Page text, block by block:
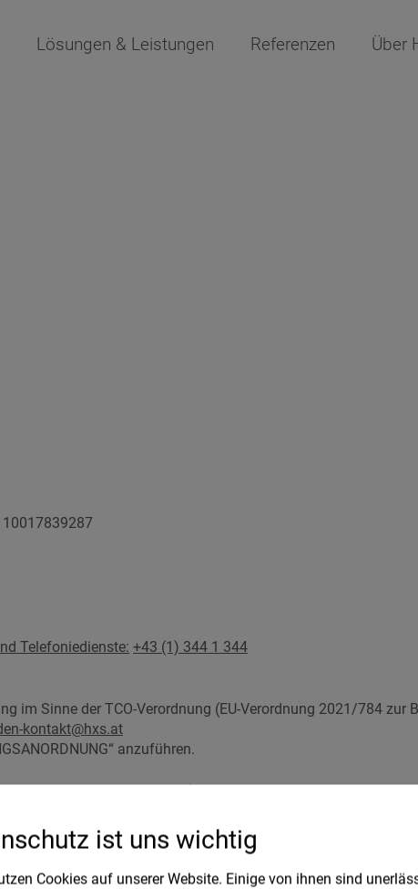
Lösungen & Leistungen Referenzen Über
Telefoniedienste: +43 (1) 344 1 344
im Sinne der TCO-Verordnung (EU-Verordnung 2021/784 zur
kontakt@hxs.at
anzuführen.
Art. 11 Digital Service Act (EU-Verordnung 2022/2065 mit
ist uns wichtig
Cookies auf unserer Website. Einige von ihnen sind